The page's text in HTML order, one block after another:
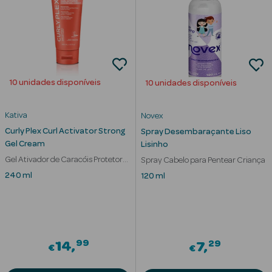
Cuidados de
Mãos
Coffrets
Protetores
10 unidades disponíveis
Kativa
Curly Plex Curl Activator Strong
Gel Cream
Gel Ativador de Caracóis Protetor
Térmico
240 ml
€14 99
10 unidades disponíveis
Novex
Spray Desembaraçante Liso
Lisinho
Spray Cabelo para Pentear Criança
120 ml
€7 29